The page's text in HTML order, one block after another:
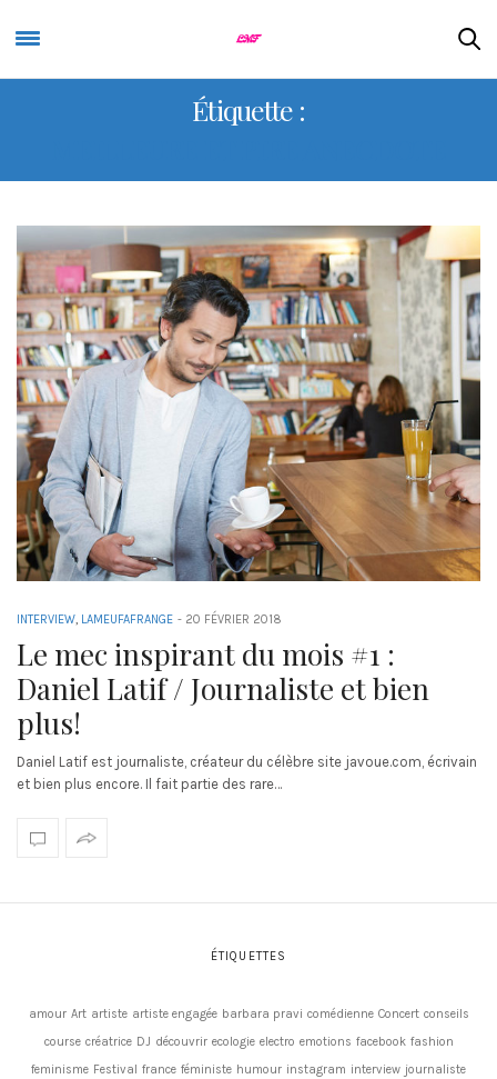
Étiquette :
INTERVIEW, LAMEUFAFRANGE - 20 FÉVRIER 2018
Le mec inspirant du mois #1 :
Daniel Latif / Journaliste et bien
plus!
Daniel Latif est journaliste, créateur du célèbre site javoue.com, écrivain
et bien plus encore. Il fait partie des rare…
ÉTIQUETTES
amour Art artiste artiste engagée barbara pravi comédienne Concert conseils
course créatrice DJ découvrir ecologie electro emotions facebook fashion
feminisme Festival france féministe humour instagram interview journaliste